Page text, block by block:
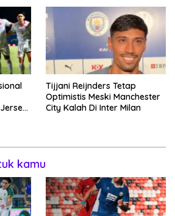
Tijjani Reijnders Tetap
Optimistis Meski Manchester
City Kalah Di Inter Milan
kamu